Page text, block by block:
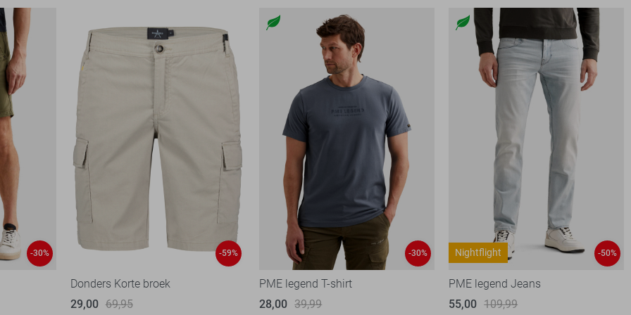
-30% -59%
Donders Korte broek
29,00 69,95
-30%
PME legend T-shirt
28,00 39,99
Nightflight -50%
PME legend Jeans
55,00 109,99